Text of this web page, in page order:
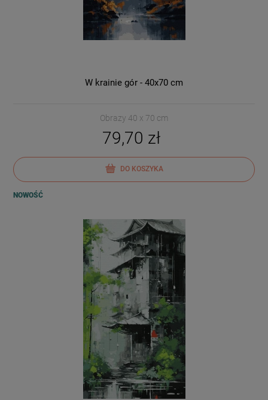
W krainie gór - 40x70 cm
Obrazy 40 x 70 cm
79,70 zł
DO KOSZYKA
NOWOŚĆ